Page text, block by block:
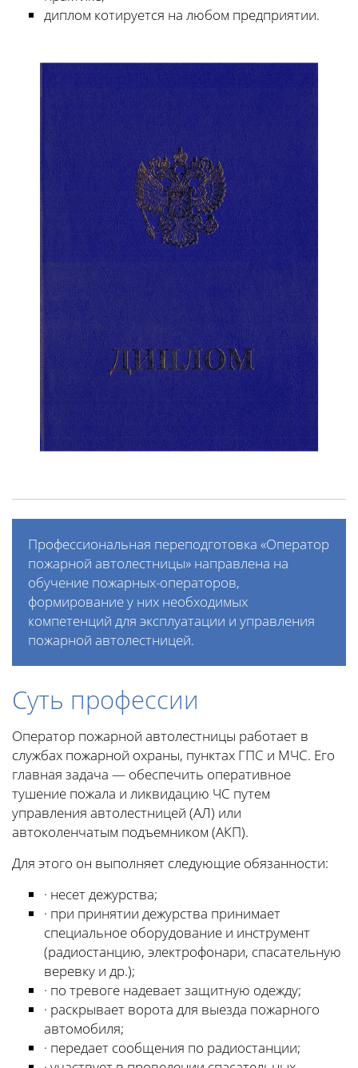
диплом котируется на любом предприятии.
Профессиональная переподготовка «Оператор
пожарной автолестницы» направлена на
обучение пожарных-операторов,
формирование у них необходимых
компетенций для эксплуатации и управления
пожарной автолестницей.
Суть профессии
Оператор пожарной автолестницы работает в
службах пожарной охраны, пунктах ГПС и МЧС. Его
главная задача — обеспечить оперативное
тушение пожала и ликвидацию ЧС путем
управления автолестницей (АЛ) или
автоколенчатым подъемником (АКП).
Для этого он выполняет следующие обязанности:
· несет дежурства;
· при принятии дежурства принимает
специальное оборудование и инструмент
(радиостанцию, электрофонари, спасательную
веревку и др.);
· по тревоге надевает защитную одежду;
· раскрывает ворота для выезда пожарного
автомобиля;
· передает сообщения по радиостанции;